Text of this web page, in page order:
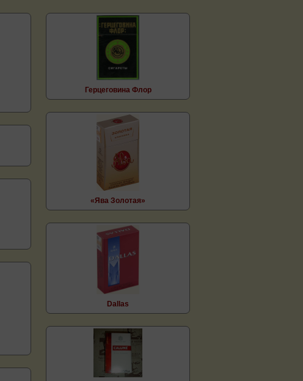
Герцеговина Флор
«Ява Золотая»
Dallas